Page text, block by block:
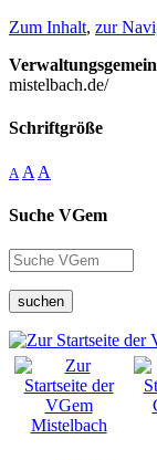
Zum Inhalt, zur
mistelbach.de/
Schriftgröße
A A A
Suche VGem
suchen